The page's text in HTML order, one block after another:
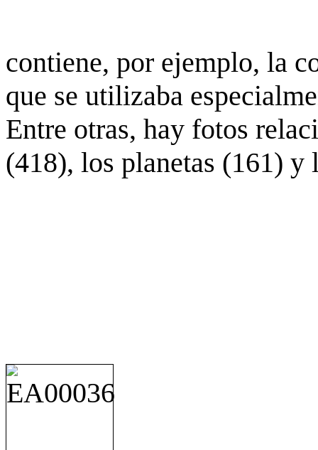
contiene, por ejemplo, la
que se utilizaba
Entre otras, hay fotos
(418), los planetas (161) y